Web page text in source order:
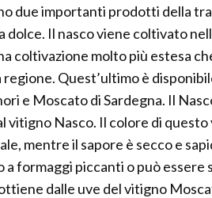
due importanti prodotti della
dolce. Il nasco viene coltivato
coltivazione molto più estesa
Quest’ultimo è
e Moscato di Sardegna. Il
Nasco. Il colore di questo
mentre il sapore è secco e
a formaggi piccanti o può
dalle uve del vitigno